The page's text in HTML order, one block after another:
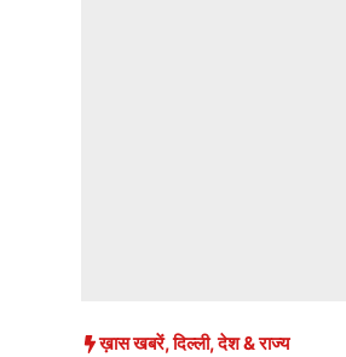
ख़ास खबरें,दिल्ली,देश & राज्य